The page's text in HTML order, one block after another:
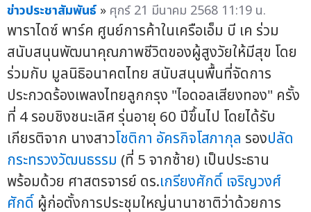
ข่าวประชาสัมพันธ์ » ศุกร์ 21 มีนาคม 2568 11:19 น.
พาราไดซ์ พาร์ค ศูนย์การค้าในเครือเอ็ม บี เค ร่วม
สนับสนุนพัฒนาคุณภาพชีวิตของผู้สูงวัยให้มีสุข โดย
ร่วมกับ มูลนิธิอนาคตไทย สนับสนุนพื้นที่จัดการ
ประกวดร้องเพลงไทยลูกกรุง "ไอดอลเสียงทอง" ครั้ง
ที่ 4 รอบชิงชนะเลิศ รุ่นอายุ 60 ปีขึ้นไป โดยได้รับ
เกียรติจาก นางสาวโชติกา อัครกิจโสภากุล รองปลัด
กระทรวงวัฒนธรรม (ที่ 5 จากซ้าย) เป็นประธาน
พร้อมด้วย ศาสตรจารย์ ดร.เกรียงศักดิ์ เจริญวงศ์
ศักดิ์ ผู้ก่อตั้งการประชุมใหญ่นานาชาติว่าด้วยการ